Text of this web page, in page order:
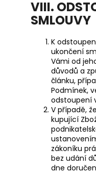
VIII.
SMLOUVY
K
ukončení
Vámi od
důvodů a
článku,
Podmínek,
odstoupení
V případě,
kupující
zákoníku
bez udání
dne